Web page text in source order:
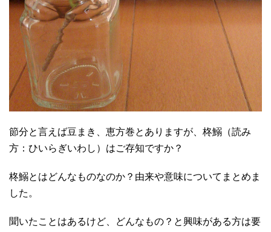
節分と言えば豆まき、恵方巻とありますが、柊鰯（読み
方：ひいらぎいわし）はご存知ですか？
柊鰯とはどんなものなのか？由来や意味についてまとめま
した。
聞いたことはあるけど、どんなもの？と興味がある方は要